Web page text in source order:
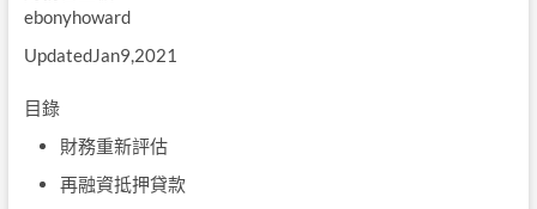
ebonyhoward
UpdatedJan9,2021
目錄
財務重新評估
再融資抵押貸款